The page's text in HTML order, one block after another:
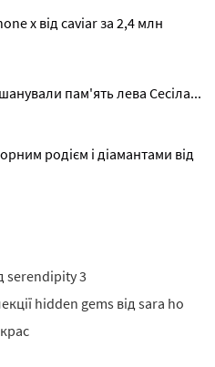
x від caviar за 2,4 млн
пам'ять лева Сесіла...
родієм і діамантами від
serendipity 3
hidden gems від sara ho